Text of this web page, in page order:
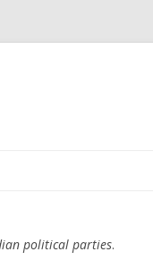
political parties.